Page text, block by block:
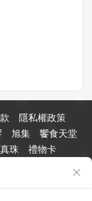
隱私權政策
旭集
饗食天堂
真珠 禮物卡